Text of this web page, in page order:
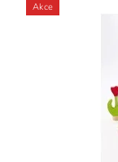
Akce